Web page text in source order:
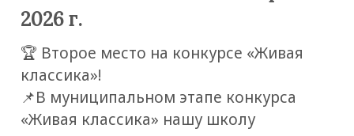
2026 г.
🏆 Второе место на конкурсе «Живая
классика»!
📌В муниципальном этапе конкурса
«Живая классика» нашу школу